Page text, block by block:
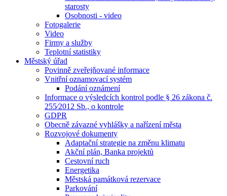
starosty
Osobnosti - video
Fotogalerie
Video
Firmy a služby
Teplotní statistiky
Městský úřad
Povinně zveřejňované informace
Vnitřní oznamovací systém
Podání oznámení
Informace o výsledcích kontrol podle § 26 zákona č.
255⁄2012 Sb., o kontrole
GDPR
Obecně závazné vyhlášky a nařízení města
Rozvojové dokumenty
Adaptační strategie na změnu klimatu
Akční plán, Banka projektů
Cestovní ruch
Energetika
Městská památková rezervace
Parkování